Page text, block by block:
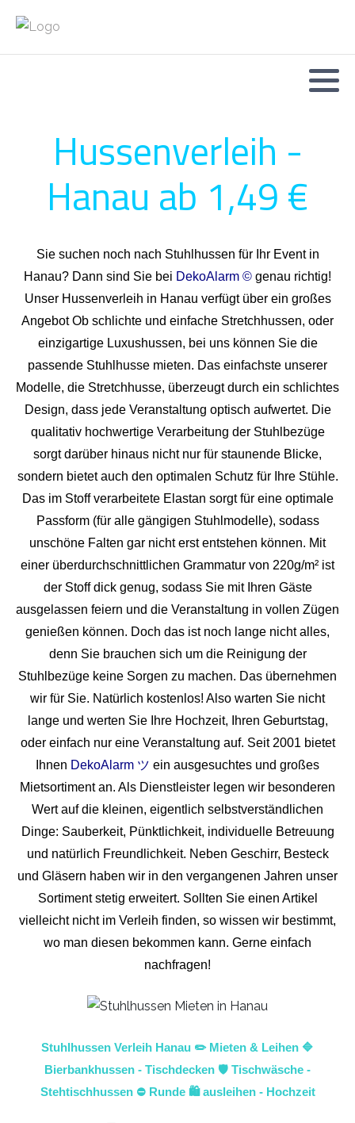
Hussenverleih -
Hanau ab 1,49 €
Sie suchen noch nach Stuhlhussen für Ihr Event in
Hanau? Dann sind Sie bei DekoAlarm © genau richtig!
Unser Hussenverleih in Hanau verfügt über ein großes
Angebot Ob schlichte und einfache Stretchhussen, oder
einzigartige Luxushussen, bei uns können Sie die
passende Stuhlhusse mieten. Das einfachste unserer
Modelle, die Stretchhusse, überzeugt durch ein schlichtes
Design, dass jede Veranstaltung optisch aufwertet. Die
qualitativ hochwertige Verarbeitung der Stuhlbezüge
sorgt darüber hinaus nicht nur für staunende Blicke,
sondern bietet auch den optimalen Schutz für Ihre Stühle.
Das im Stoff verarbeitete Elastan sorgt für eine optimale
Passform (für alle gängigen Stuhlmodelle), sodass
unschöne Falten gar nicht erst entstehen können. Mit
einer überdurchschnittlichen Grammatur von 220g/m² ist
der Stoff dick genug, sodass Sie mit Ihren Gäste
ausgelassen feiern und die Veranstaltung in vollen Zügen
genießen können. Doch das ist noch lange nicht alles,
denn Sie brauchen sich um die Reinigung der
Stuhlbezüge keine Sorgen zu machen. Das übernehmen
wir für Sie. Natürlich kostenlos! Also warten Sie nicht
lange und werten Sie Ihre Hochzeit, Ihren Geburtstag,
oder einfach nur eine Veranstaltung auf. Seit 2001 bietet
Ihnen DekoAlarm ツ ein ausgesuchtes und großes
Mietsortiment an. Als Dienstleister legen wir besonderen
Wert auf die kleinen, eigentlich selbstverständlichen
Dinge: Sauberkeit, Pünktlichkeit, individuelle Betreuung
und natürlich Freundlichkeit. Neben Geschirr, Besteck
und Gläsern haben wir in den vergangenen Jahren unser
Sortiment stetig erweitert. Sollten Sie einen Artikel
vielleicht nicht im Verleih finden, so wissen wir bestimmt,
wo man diesen bekommen kann. Gerne einfach
nachfragen!
Stuhlhussen Verleih Hanau ✏️ Mieten & Leihen 🔷
Bierbankhussen - Tischdecken 🛡️ Tischwäsche -
Stehtischhussen ⛔ Runde 🛍️ ausleihen - Hochzeit